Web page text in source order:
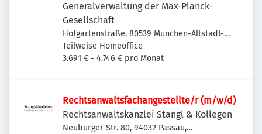
Generalverwaltung der Max-Planck-
Gesellschaft
Hofgartenstraße, 80539 München-Altstadt-
Lehel, Deutschland
Teilweise Homeoffice
3.691 € - 4.746 € pro Monat
Rechtsanwaltsfachangestellte/r (m/w/d)
Rechtsanwaltskanzlei Stangl & Kollegen
Neuburger Str. 80, 94032 Passau,